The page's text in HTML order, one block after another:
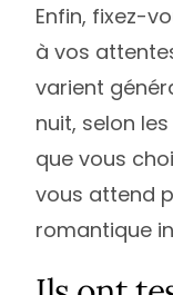
Enfin, fixez-
à vos
varient
nuit, selon
que vous
vous attend
romantique